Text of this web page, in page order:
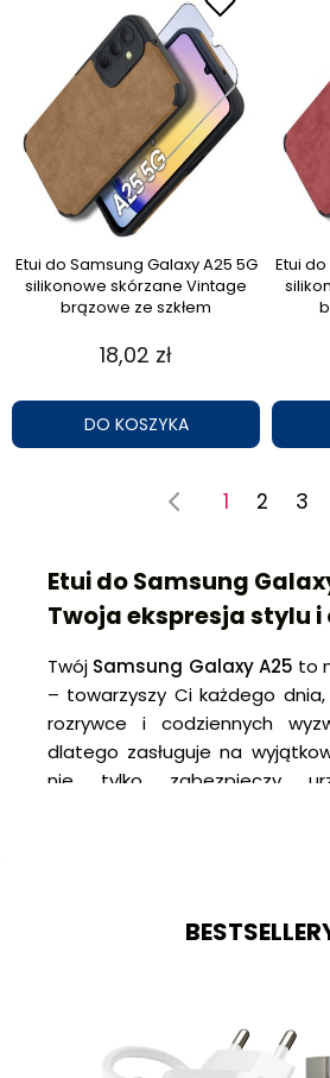
Etui do Samsung Galaxy A25 5G
silikonowe skórzane Vintage
brązowe ze szkłem
18,02 zł
DO KOSZYKA
Etui
1 2 3
Etui do Samsung
Twoja ekspresja stylu
Twój Samsung Galaxy A25 to
– towarzyszy Ci każdego
rozrywce i codziennych
dlatego zasługuje na
nie tylko zabezpieczy
uszkodzeniami, ale także
etui do Samsung
ponadczasowy styl, a może
które przyciągną spojrzenia?